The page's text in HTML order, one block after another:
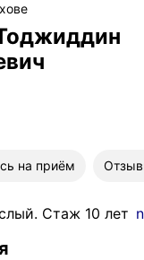
на приём
Стаж 10 лет